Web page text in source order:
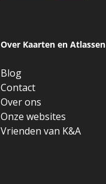
Over Kaarten en Atlassen
Blog
Contact
Over ons
Onze websites
Vrienden van K&A